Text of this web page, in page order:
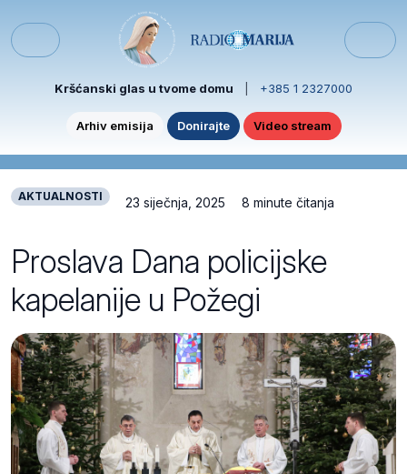
Menu
Kršćanski glas u tvome domu +385 1 2327000
Arhiv emisija Donirajte Video stream
AKTUALNOSTI 23 siječnja, 2025 8 minute čitanja
Proslava Dana policijske
kapelanije u Požegi